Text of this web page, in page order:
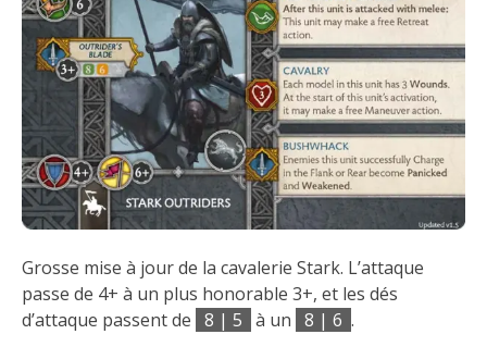
Grosse mise à jour de la cavalerie Stark. L’attaque
passe de 4+ à un plus honorable 3+, et les dés
d’attaque passent de 8 | 5 à un 8 | 6 .